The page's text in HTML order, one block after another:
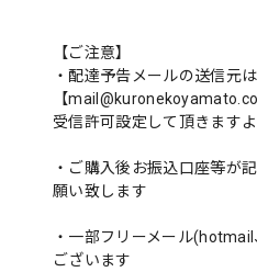
【ご注意】
・配達予告メールの送信元は
【
受信許可設定して頂きます
・ご購入後お振込口座等が
願い致します
・一部フリーメール
ございます